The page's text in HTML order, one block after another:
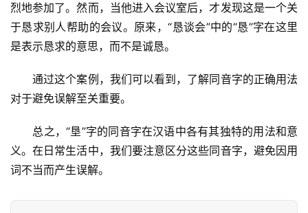
烈地参加了。然而，当他进入会议室后，才发现这是一个关
于恳求别人帮助的会议。原来，“恳谈会”中的“恳”字在这里
是表示恳求的意思，而不是诚恳。
通过这个案例，我们可以看到，了解同音字的正确用法
对于避免误解至关重要。
总之，“垦”字的同音字在汉语中各有其独特的用法和意
义。在日常生活中，我们要注意区分这些同音字，避免因用
词不当而产生误解。